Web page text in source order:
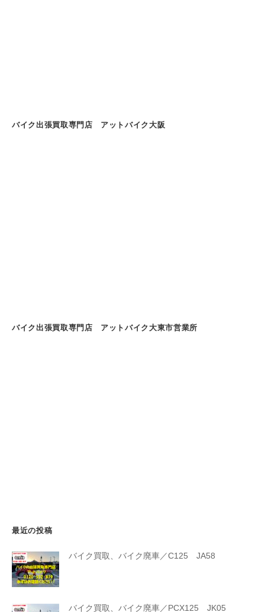
バイク出張買取専門店 アットバイク大阪
バイク出張買取専門店 アットバイク大東市営業所
最近の投稿
バイク買取、バイク廃車／C125 JA58
バイク買取、バイク廃車／PCX125 JK05